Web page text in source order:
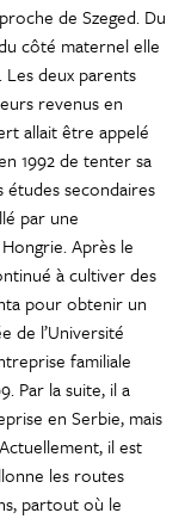
de Szeged. Du
côté maternel elle
Les deux parents
revenus en
allait être appelé
1992 de tenter sa
études secondaires
par une
Après le
à cultiver des
pour obtenir un
de l’Université
familiale
Par la suite, il a
en Serbie, mais
il est
les routes
partout où le